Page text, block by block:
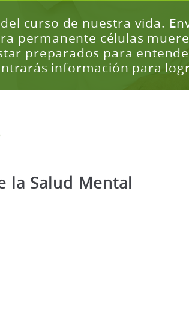
curso de nuestra vida.
permanente células
preparados para
información para
la Salud Mental